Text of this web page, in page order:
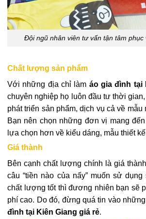
Đội ngũ nhân viên tư vấn tận tâm phục
Chất lượng sản phẩm
Với những địa chỉ làm áo gia đình tại
chuyên nghiệp họ luôn đầu tư thời
phát triển sản phẩm, dịch vụ cả về
Bạn nên chọn những đơn vị mang
lựa chọn hơn về kiểu dáng, mẫu thiết
Giá thành
Bên cạnh chất lượng chính là giá
câu “tiền nào của nấy” muốn sử
chất lượng tốt thì đương nhiên bạn sẽ
phí cao. Do đó, đừng quá tin vào
đình tại Kiên Giang giá rẻ.